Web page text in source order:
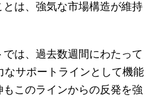
は、強気な市場構造が維持
は、過去数週間にわたって
なサポートラインとして機能
もこのラインからの反発を強